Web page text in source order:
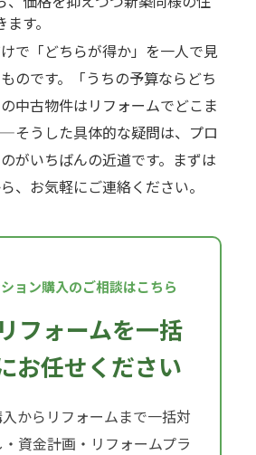
す。
で「どちらが得か」を一人で見
のです。「うちの予算ならどち
中古物件はリフォームでどこま
そうした具体的な疑問は、プロ
がいちばんの近道です。まずは
、お気軽にご連絡ください。
ョン購入のご相談はこちら
フォームを一括
お任せください
からリフォームまで一括対
資金計画・リフォームプラ